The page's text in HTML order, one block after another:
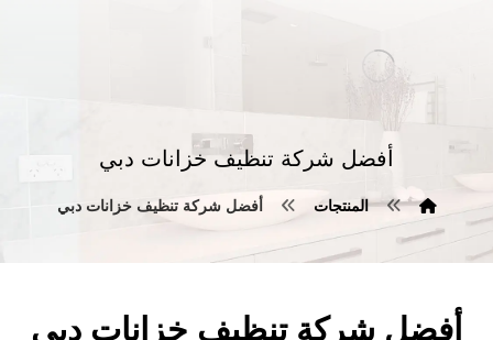
أفضل شركة تنظيف خزانات دبي
المنتجات أفضل شركة تنظيف خزانات دبي
أفضل شركة تنظيف خزانات دبي